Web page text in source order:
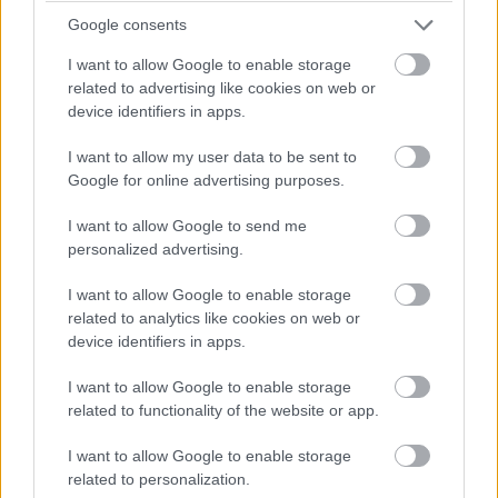
Google consents
I want to allow Google to enable storage
related to advertising like cookies on web or
device identifiers in apps.
I want to allow my user data to be sent to
Google for online advertising purposes.
I want to allow Google to send me
personalized advertising.
I want to allow Google to enable storage
related to analytics like cookies on web or
device identifiers in apps.
I want to allow Google to enable storage
related to functionality of the website or app.
I want to allow Google to enable storage
related to personalization.
Vďaka moderným dizajnérsko-konštrukčným koncepciám kozubových
piecok a tiež dymovodov a komínových systémov, pri ktorých možno
minimalizovať tepelné straty, nemusí ani v pasívnom dome chýbať živé,
sálavé a príjemné teplo, ale s primeraným výkonom.
Hybridný variant kachľovej pece
V tomto prípade je oproti klasickej verzii výrazný rozdiel v
ohnisku. Šamotové ohnisko tu nahrádza špeciálna